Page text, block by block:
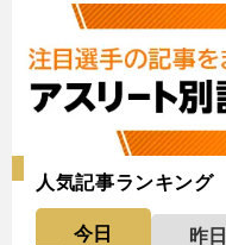
人気記事ランキング
今日 昨日